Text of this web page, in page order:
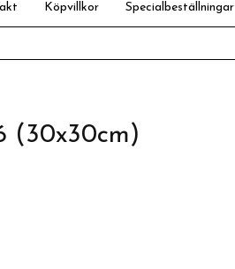
Köpvillkor Specialbeställningar
(30x30cm)